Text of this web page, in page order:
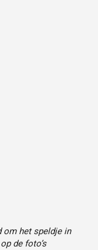
om het speldje in
de foto’s